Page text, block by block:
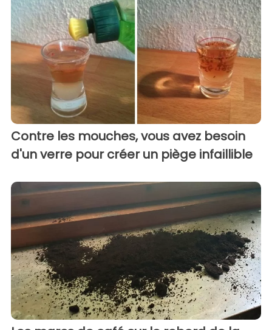
Contre les mouches, vous avez besoin
d'un verre pour créer un piège infaillible